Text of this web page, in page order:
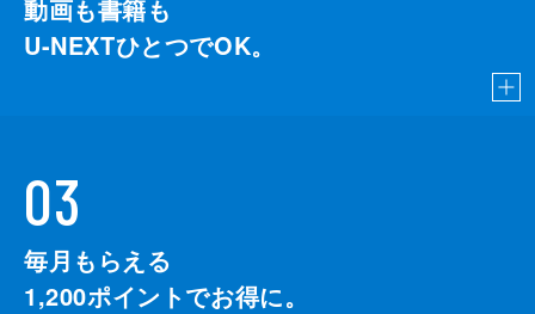
動画も書籍も
U-NEXTひとつでOK。
03
毎月もらえる
1,200ポイントでお得に。